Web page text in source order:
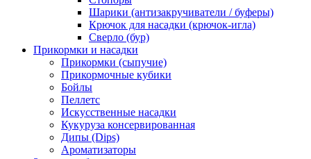
Шарики (антизакручиватели / буферы)
Крючок для насадки (крючок-игла)
Сверло (бур)
Прикормки и насадки
Прикормки (сыпучие)
Прикормочные кубики
Бойлы
Пеллетс
Искусственные насадки
Кукуруза консервированная
Дипы (Dips)
Ароматизаторы